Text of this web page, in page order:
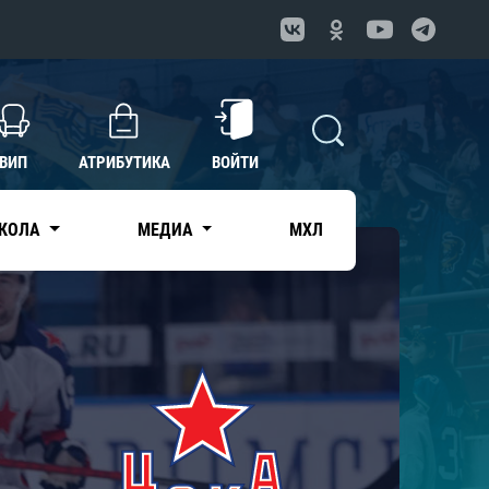
ВИП АТРИБУТИКА ВОЙТИ
МЕДИА МХЛ